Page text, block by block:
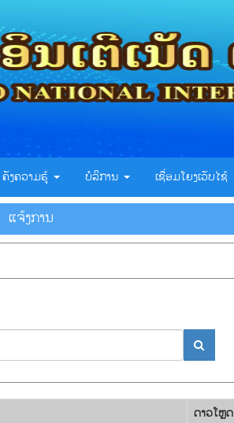
ຄັງຄວາມຮູ້ ບໍລິການ ເຊື່ອມໂຍງເວັບໄຊ້
ແຈ້ງການ
ດາວ​ໂຫຼດ